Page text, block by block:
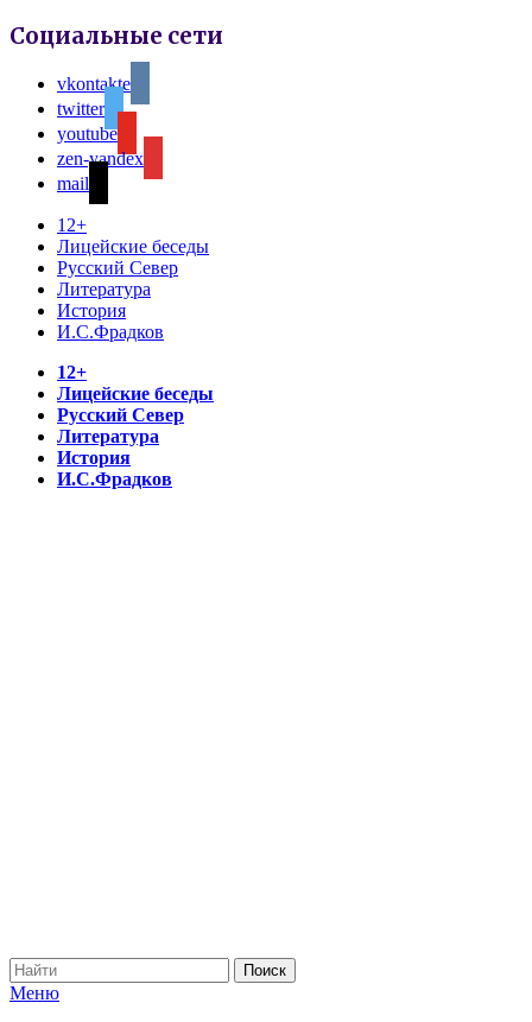
Социальные сети
vkontakte
twitter
youtube
zen-yandex
mail
12+
Лицейские беседы
Русский Север
Литература
История
И.С.Фрадков
12+
Лицейские беседы
Русский Север
Литература
История
И.С.Фрадков
Меню